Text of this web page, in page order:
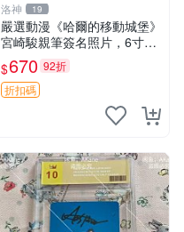
洛神 19
嚴選動漫《哈爾的移動城堡》
宮崎駿親筆簽名照片，6寸含
框珍藏版 哈爾的移動城堡 簽
名照 公仔周邊
$670 92折
折扣碼